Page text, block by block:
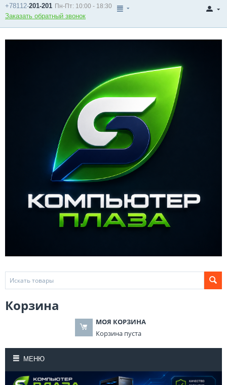
+78112-201-201 Пн-Пт: 10:00 - 18:30
Заказать обратный звонок
Корзина
МОЯ КОРЗИНА
Корзина пуста
МЕНЮ